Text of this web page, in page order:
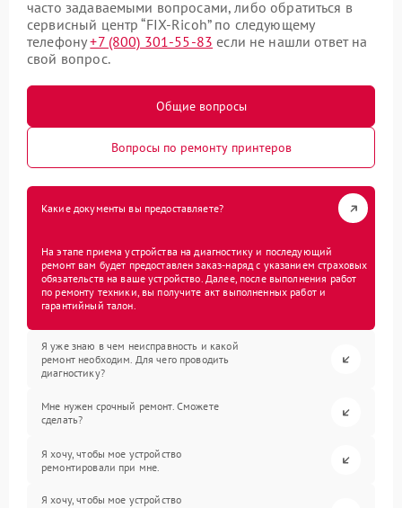
часто задаваемыми вопросами, либо обратиться в
сервисный центр “FIX-Ricoh” по следующему
телефону+7 (800) 301-55-83 если не нашли ответ на
свой вопрос.
Общие вопросы
Вопросы по ремонту принтеров
Какие документы вы предоставляете?
На этапе приема устройства на диагностику и последующий
ремонт вам будет предоставлен заказ-наряд с указанием страховых
обязательств на ваше устройство. Далее, после выполнения работ
по ремонту техники, вы получите акт выполненных работ и
гарантийный талон.
Я уже знаю в чем неисправность и какой
ремонт необходим. Для чего проводить
диагностику?
Мне нужен срочный ремонт. Сможете
сделать?
Я хочу, чтобы мое устройство
ремонтировали при мне.
Я хочу, чтобы мое устройство